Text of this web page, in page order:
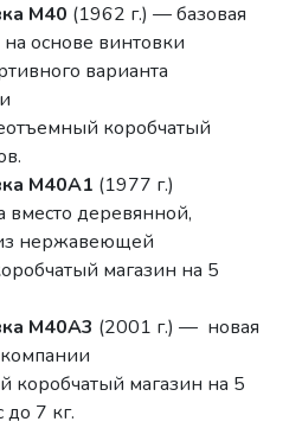
М40 (1962 г.) — базовая
основе винтовки
варианта
коробчатый
М40A1 (1977 г.)
деревянной,
нержавеющей
магазин на 5
М40A3 (2001 г.) — новая
коробчатый магазин на 5
до 7 кг.